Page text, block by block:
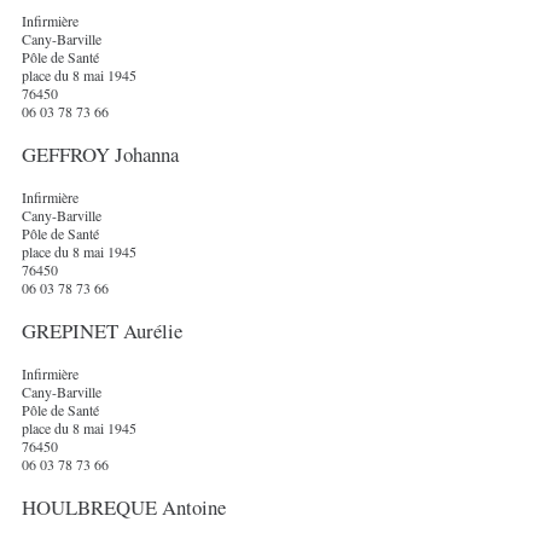
Infirmière
Cany-Barville
Pôle de Santé
place du 8 mai 1945
76450
06 03 78 73 66
GEFFROY Johanna
Infirmière
Cany-Barville
Pôle de Santé
place du 8 mai 1945
76450
06 03 78 73 66
GREPINET Aurélie
Infirmière
Cany-Barville
Pôle de Santé
place du 8 mai 1945
76450
06 03 78 73 66
HOULBREQUE Antoine